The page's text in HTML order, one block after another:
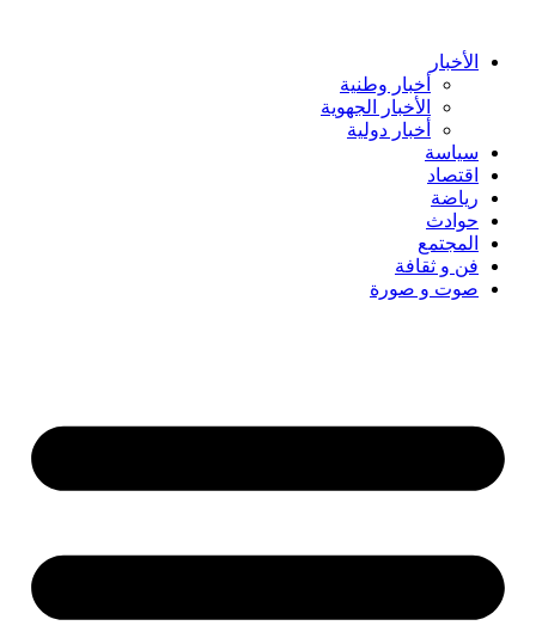
content الأخبار
أخبار وطنية
الأخبار الجهوية
أخبار دولية
سياسة
اقتصاد
رياضة
حوادث
المجتمع
فن و ثقافة
صوت و صورة